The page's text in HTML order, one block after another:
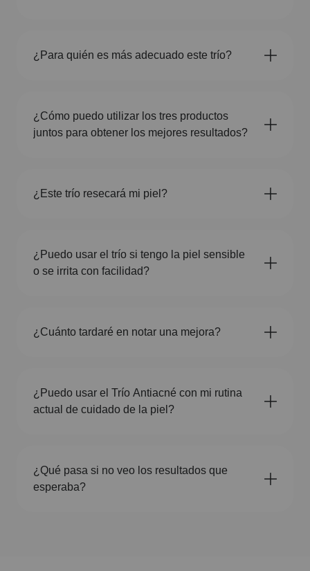
¿Para quién es más adecuado este trío?
¿Cómo puedo utilizar los tres productos
juntos para obtener los mejores resultados?
¿Este trío resecará mi piel?
¿Puedo usar el trío si tengo la piel sensible
o se irrita con facilidad?
¿Cuánto tardaré en notar una mejora?
¿Puedo usar el Trío Antiacné con mi rutina
actual de cuidado de la piel?
¿Qué pasa si no veo los resultados que
esperaba?